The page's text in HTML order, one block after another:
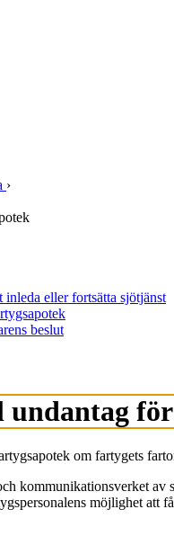
›
eller fortsätta sjötjänst
beslut
om fartygets
kommunikationsverket
möjlighet att